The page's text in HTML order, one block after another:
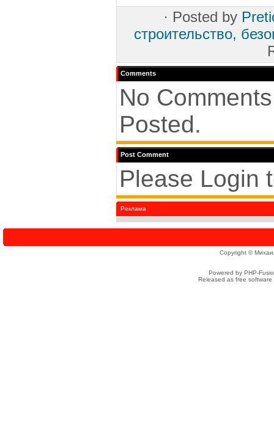
· Posted by
строительство,
Comments
No
Posted.
Post Comment
Please Login
Реклама
Copyright ©
Powered by PHP-
Released as free